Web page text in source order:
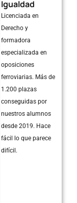
Igualdad
Licenciada en
Derecho y
formadora
especializada en
oposiciones
ferroviarias. Más de
1.200 plazas
conseguidas por
nuestros alumnos
desde 2019. Hace
fácil lo que parece
difícil.